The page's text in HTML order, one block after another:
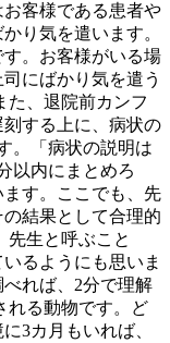
客様である患者や
り気を遣います。
。お客様がいる場
にばかり気を遣う
、退院前カンフ
する上に、病状の
。「病状の説明は
以内にまとめろ
す。ここでも、先
結果として合理的
生と呼ぶこと
るようにも思いま
れば、2分で理解
る動物です。ど
3カ月もいれば、